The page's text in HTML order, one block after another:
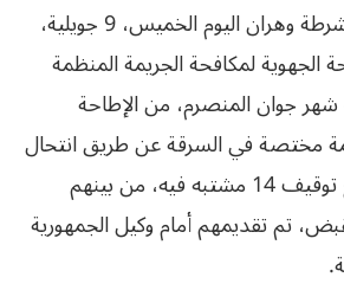
ووفقا لما أفادت به شرطة وهران اليوم الخميس، 9 جويلية،
لمكافحة الجريمة المنظمة
جوان المنصرم، من الإطاحة
مختصة في السرقة عن طريق انتحال
صفة أعوان أمن، مع توقيف 14 مشتبه فيه، من بينهم
تم تقديمهم أمام وكيل الجمهورية